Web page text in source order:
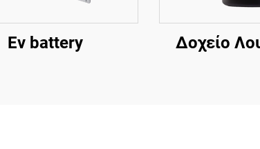
Ev battery Δοχείο